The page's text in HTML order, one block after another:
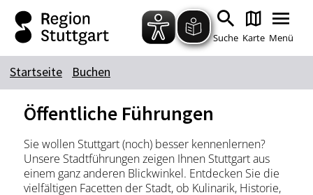
Zum Hauptinhalt springen
Zur Suche springen
Zur Hauptnavigation
Zum Footer springen
Suche Karte Menü
Suchbegriff
Das könnte Sie interessieren
Stadtführungen
Tickets
Startseite Buchen
Öffentliche Führungen
Sie wollen Stuttgart (noch) besser kennenlernen?
Unsere Stadtführungen zeigen Ihnen Stuttgart aus
einem ganz anderen Blickwinkel. Entdecken Sie die
vielfältigen Facetten der Stadt, ob Kulinarik, Historie,